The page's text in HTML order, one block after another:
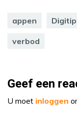
appen Digitip
verbod
Geef een
U moet inloggen